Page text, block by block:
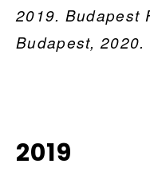
2019. Budapest
Budapest, 2020.
2019